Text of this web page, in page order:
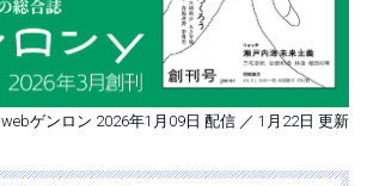
webゲンロン 2026年1月09日 配信 ／ 1月22日 更新